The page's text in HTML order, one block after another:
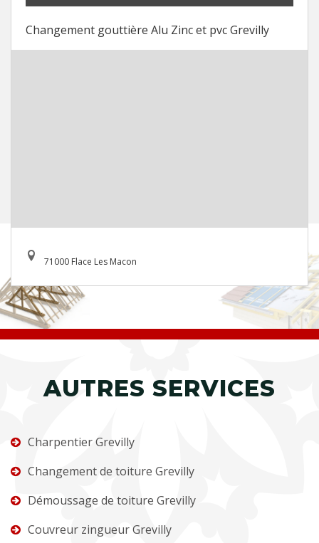
Changement gouttière Alu Zinc et pvc Grevilly
71000 Flace Les Macon
AUTRES SERVICES
Charpentier Grevilly
Changement de toiture Grevilly
Démoussage de toiture Grevilly
Couvreur zingueur Grevilly